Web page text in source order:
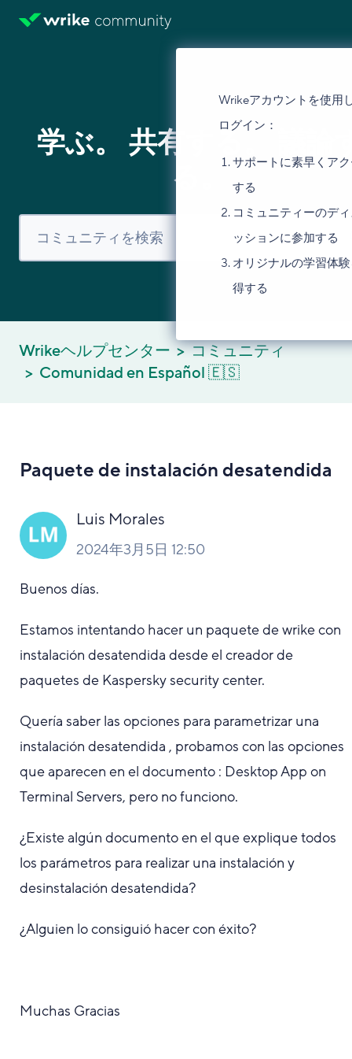
Wrikeアカウントを使用
ログイン：
サポートに素早くア
する
コミュニティーのデ
ッションに参加する
オリジナルの学習体
得する
学ぶ。 共有する。 議論
る。
Wrikeヘルプセンター
コミュニティ
Comunidad en Español 🇪🇸
Paquete de instalación desatendida
Luis Morales
2024年3月5日 12:50
Buenos días.
Estamos intentando hacer un paquete de wrike con
instalación desatendida desde el creador de
paquetes de Kaspersky security center.
Quería saber las opciones para parametrizar una
instalación desatendida , probamos con las opciones
que aparecen en el documento : Desktop App on
Terminal Servers, pero no funciono.
¿Existe algún documento en el que explique todos
los parámetros para realizar una instalación y
desinstalación desatendida?
¿Alguien lo consiguió hacer con éxito?
Muchas Gracias